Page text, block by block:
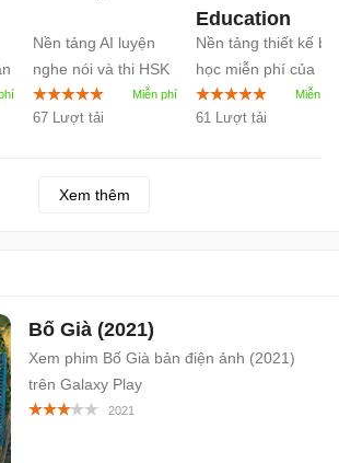
Nền tảng AI luyện
nghe nói và thi HSK
miễn phí
67 Lượt tải
Education
Nền tảng thiết kế bài
học miễn phí của
Canva
61 Lượt tải
Xem thêm
Bố Già (2021)
Xem phim Bố Già bản điện ảnh (2021)
trên Galaxy Play